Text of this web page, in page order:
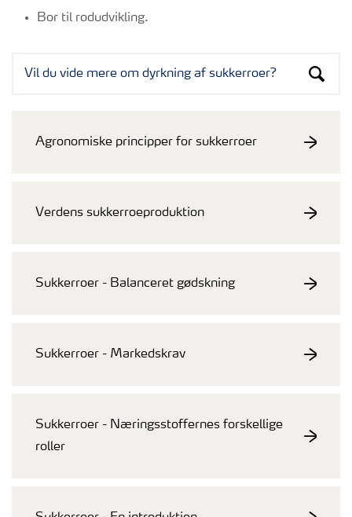
Bor til rodudvikling.
Agronomiske principper for sukkerroer
Verdens sukkerroeproduktion
Sukkerroer - Balanceret gødskning
Sukkerroer - Markedskrav
Sukkerroer - Næringsstoffernes forskellige
roller